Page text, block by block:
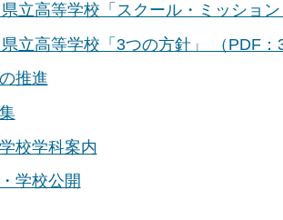
立高等学校「スクール・ミッション
立高等学校「3つの方針」 （PDF：
推進
校学科案内
学校公開